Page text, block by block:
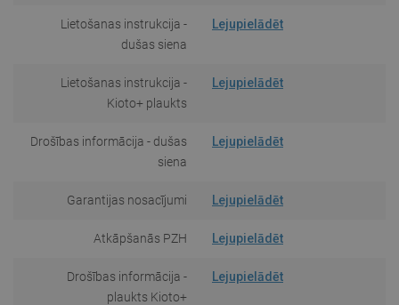
Lietošanas instrukcija -
dušas siena
Lejupielādēt
Lietošanas instrukcija -
Kioto+ plaukts
Lejupielādēt
Drošības informācija - dušas
siena
Lejupielādēt
Garantijas nosacījumi Lejupielādēt
Atkāpšanās PZH Lejupielādēt
Drošības informācija -
plaukts Kioto+
Lejupielādēt